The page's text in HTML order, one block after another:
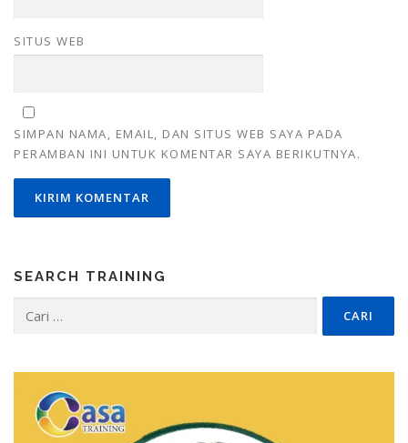
SITUS WEB
SIMPAN NAMA, EMAIL, DAN SITUS WEB SAYA PADA
PERAMBAN INI UNTUK KOMENTAR SAYA BERIKUTNYA.
SEARCH TRAINING
untuk: